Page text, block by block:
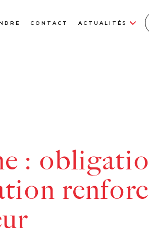
CONTACT ACTUALITÉS
: